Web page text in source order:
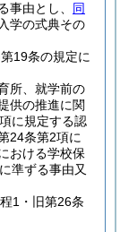
事由とし、 同
学の式典その
第19条の規定に
所、就学前の
供の推進に関
に規定する認
24条第2項に
おける学校保
準ずる事由又
1・旧第26条